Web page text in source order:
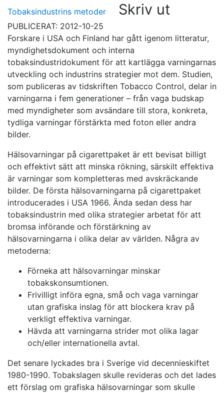
Tobaksindustrins metoder Skriv ut
PUBLICERAT: 2012-10-25
Forskare i USA och Finland har gått igenom litteratur,
myndighetsdokument och interna
tobaksindustridokument för att kartlägga varningarnas
utveckling och industrins strategier mot dem. Studien,
som publiceras av tidskriften Tobacco Control, delar in
varningarna i fem generationer – från vaga budskap
med myndigheter som avsändare till stora, konkreta,
tydliga varningar förstärkta med foton eller andra
bilder.
Hälsovarningar på cigarettpaket är ett bevisat billigt
och effektivt sätt att minska rökning, särskilt effektiva
är varningar som kompletteras med avskräckande
bilder. De första hälsovarningarna på cigarettpaket
introducerades i USA 1966. Ända sedan dess har
tobaksindustrin med olika strategier arbetat för att
bromsa införande och förstärkning av
hälsovarningarna i olika delar av världen. Några av
metoderna:
Förneka att hälsovarningar minskar
tobakskonsumtionen.
Frivilligt införa egna, små och vaga varningar
utan grafiska inslag för att blockera krav på
verkligt effektiva varningar.
Hävda att varningarna strider mot olika lagar
och/eller internationella avtal.
Det senare lyckades bra i Sverige vid decennieskiftet
1980-1990. Tobakslagen skulle revideras och det lades
ett förslag om grafiska hälsovarningar som skulle